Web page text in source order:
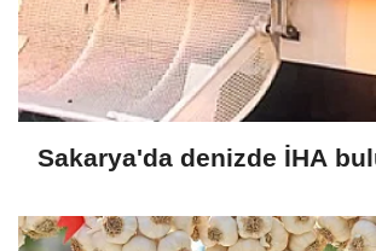
Sakarya'da denizde İHA